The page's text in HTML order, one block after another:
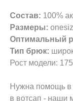
Состав: 100%
Размеры:
Оптимальный
Тип брюк:
Рост модели:
Нужна помощь в
в вотсап - наши